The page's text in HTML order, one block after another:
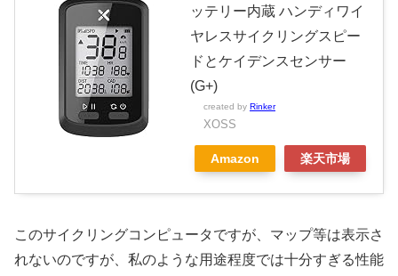
ッテリー内蔵 ハンディワイ
ヤレスサイクリングスピー
ドとケイデンスセンサー
(G+)
created by Rinker
XOSS
Amazon 楽天市場
このサイクリングコンピュータですが、マップ等は表示さ
れないのですが、私のような用途程度では十分すぎる性能